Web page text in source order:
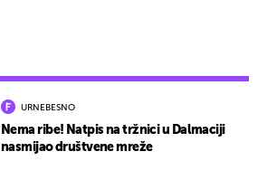
URNEBESNO
Nema ribe! Natpis na tržnici u Dalmaciji
nasmijao društvene mreže